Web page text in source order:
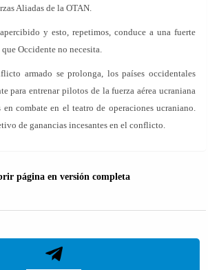
Aliadas de la OTAN.
y esto, repetimos, conduce a una fuerte
Occidente no necesita.
armado se prolonga, los países occidentales
para entrenar pilotos de la fuerza aérea ucraniana
combate en el teatro de operaciones ucraniano.
de ganancias incesantes en el conflicto.
página en versión completa